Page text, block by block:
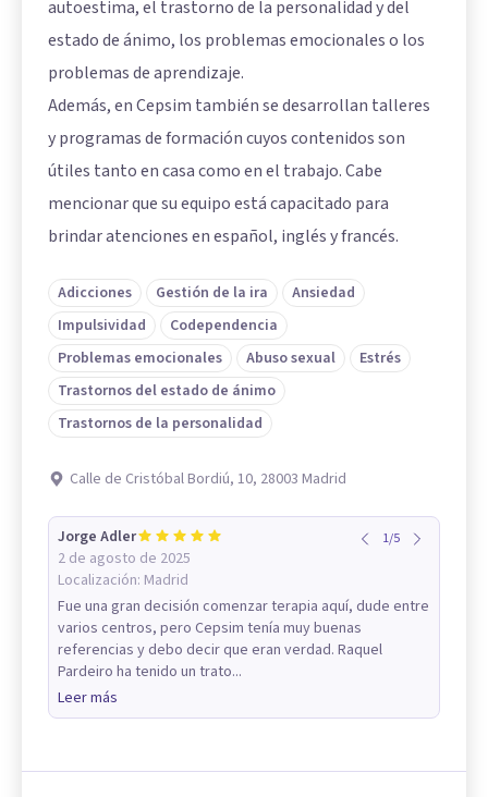
autoestima, el trastorno de la personalidad y del
estado de ánimo, los problemas emocionales o los
problemas de aprendizaje.
Además, en Cepsim también se desarrollan talleres
y programas de formación cuyos contenidos son
útiles tanto en casa como en el trabajo. Cabe
mencionar que su equipo está capacitado para
brindar atenciones en español, inglés y francés.
Adicciones Gestión de la ira
Ansiedad
Impulsividad
Codependencia
Problemas emocionales
Abuso sexual
Estrés
Trastornos del estado de ánimo
Trastornos de la personalidad
Calle de Cristóbal Bordiú, 10, 28003 Madrid
Jorge Adler
2 de agosto de 2025
Localización: Madrid
1/5
Fue una gran decisión comenzar terapia aquí, dude entre
varios centros, pero Cepsim tenía muy buenas
referencias y debo decir que eran verdad. Raquel
Pardeiro ha tenido un trato...
Leer más